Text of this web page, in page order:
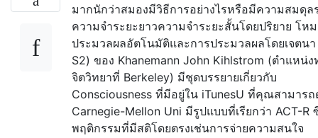
มากนักว่าสมองมีวิธีการอย่างไรหรือมีความสมดุล
ความจำระยะยาวความจำระยะสั้นโดยปริยาย โห
ประมวลผลอัตโนมัติและการประมวลผลโดยเจตนา
S2) ของ Khanemann John Kihlstrom (ตำแหน่ง
จิตวิทยาที่ Berkeley) มีชุดบรรยายเกี่ยวกับ
Consciousness ที่มีอยู่ใน iTunesU ที่คุณสามารถ
Carnegie-Mellon Uni มีรูปแบบที่เรียกว่า ACT-R
พฤติกรรมที่มีสติโดยตรงเช่นการจ่ายความสนใจ